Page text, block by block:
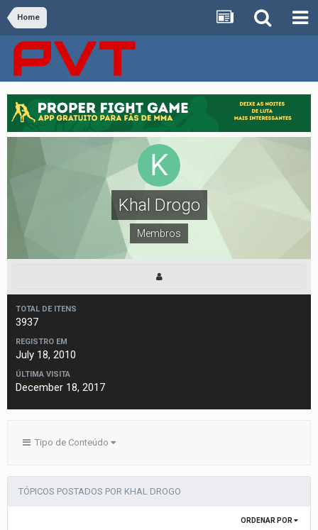
Home
Khal Drogo
Membros
TOTAL DE ITENS
3937
REGISTRO EM
July 18, 2010
ÚLTIMA VISITA
December 18, 2017
Tipo de Conteúdo
TÓPICOS POSTADOS POR KHAL DROGO
ORDENAR POR